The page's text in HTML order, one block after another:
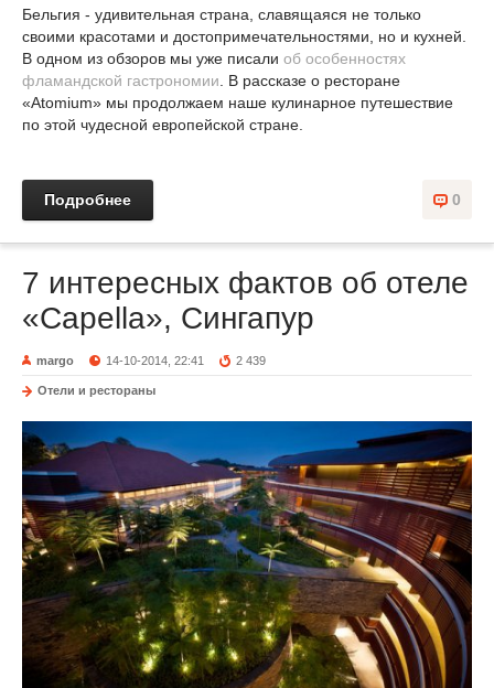
Бельгия - удивительная страна, славящаяся не только
своими красотами и достопримечательностями, но и кухней.
В одном из обзоров мы уже писали об особенностях
фламандской гастрономии . В рассказе о ресторане
«Atomium» мы продолжаем наше кулинарное путешествие
по этой чудесной европейской стране.
0
Подробнее
7 интересных фактов об отеле
«Capella», Сингапур
margo 14-10-2014, 22:41 2 439
Отели и рестораны